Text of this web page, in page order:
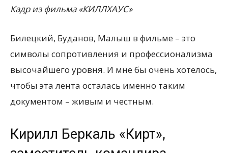
Кадр из фильма «КИЛЛХАУС»
Билецкий, Буданов, Малыш в фильме – это
символы сопротивления и профессионализма
высочайшего уровня. И мне бы очень хотелось,
чтобы эта лента осталась именно таким
документом – живым и честным.
Кирилл Беркаль «Кирт»,